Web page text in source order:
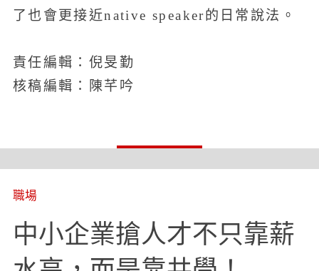
了也會更接近native speaker的日常說法。
責任編輯：倪旻勤
核稿編輯：陳芊吟
職場
中小企業搶人才不只靠薪